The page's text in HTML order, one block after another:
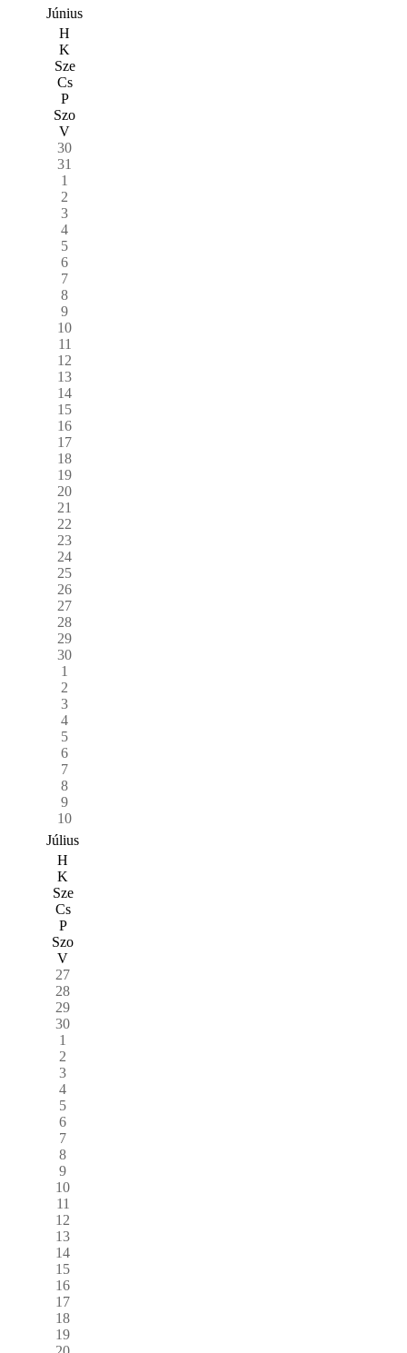
Június
H
K
Sze
Cs
P
Szo
V
30
31
1
2
3
4
5
6
7
8
9
10
11
12
13
14
15
16
17
18
19
20
21
22
23
24
25
26
27
28
29
30
1
2
3
4
5
6
7
8
9
10
Július
H
K
Sze
Cs
P
Szo
V
27
28
29
30
1
2
3
4
5
6
7
8
9
10
11
12
13
14
15
16
17
18
19